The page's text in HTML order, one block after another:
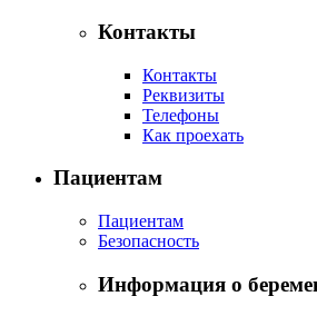
Контакты
Контакты
Реквизиты
Телефоны
Как проехать
Пациентам
Пациентам
Безопасность
Информация о